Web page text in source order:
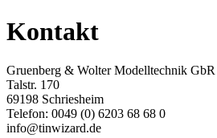
Kontakt
Gruenberg & Wolter Modelltechnik GbR
Talstr. 170
69198 Schriesheim
Telefon: 0049 (0) 6203 68 68 0
info@tinwizard.de